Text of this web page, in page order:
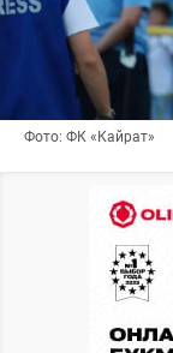
Фото: ФК «Кайрат»